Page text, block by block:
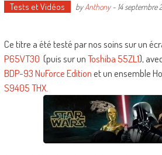
Tests et Vidéos byAnthony- 14 septembre
Ce titre a été testé par nos soins sur un
P65VT30 (puis sur unToshiba 55ZL1),
BDP-93 NuForce Editionet un ensemble
S9405 THX.